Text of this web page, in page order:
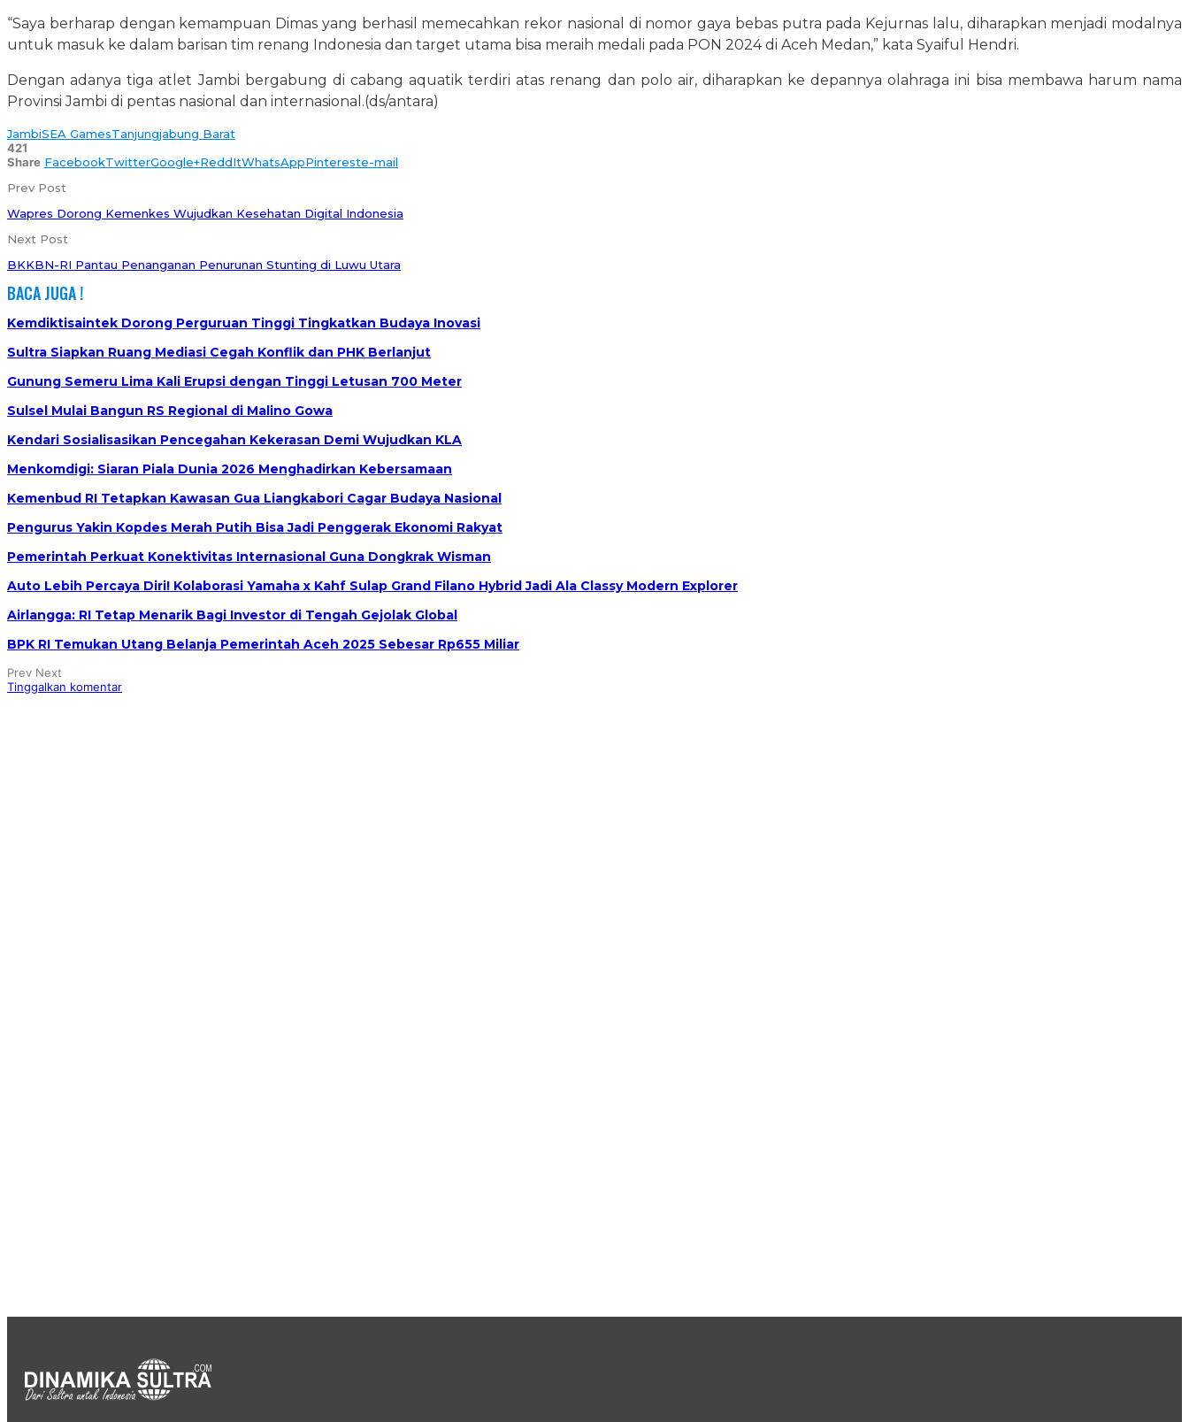
“Saya berharap dengan kemampuan Dimas yang berhasil memecahkan rekor nasional di nomor gaya bebas putra pada Kejurnas lalu, diharapkan menjadi modalnya
untuk masuk ke dalam barisan tim renang Indonesia dan target utama bisa meraih medali pada PON 2024 di Aceh Medan,” kata Syaiful Hendri.
Dengan adanya tiga atlet Jambi bergabung di cabang aquatik terdiri atas renang dan polo air, diharapkan ke depannya olahraga ini bisa membawa harum nama
Provinsi Jambi di pentas nasional dan internasional.(ds/antara)
JambiSEA GamesTanjungjabung Barat
421
Share FacebookTwitterGoogle+ReddItWhatsAppPintereste-mail
Prev Post
Wapres Dorong Kemenkes Wujudkan Kesehatan Digital Indonesia
Next Post
BKKBN-RI Pantau Penanganan Penurunan Stunting di Luwu Utara
BACA JUGA !
Kemdiktisaintek Dorong Perguruan Tinggi Tingkatkan Budaya Inovasi
Sultra Siapkan Ruang Mediasi Cegah Konflik dan PHK Berlanjut
Gunung Semeru Lima Kali Erupsi dengan Tinggi Letusan 700 Meter
Sulsel Mulai Bangun RS Regional di Malino Gowa
Kendari Sosialisasikan Pencegahan Kekerasan Demi Wujudkan KLA
Menkomdigi: Siaran Piala Dunia 2026 Menghadirkan Kebersamaan
Kemenbud RI Tetapkan Kawasan Gua Liangkabori Cagar Budaya Nasional
Pengurus Yakin Kopdes Merah Putih Bisa Jadi Penggerak Ekonomi Rakyat
Pemerintah Perkuat Konektivitas Internasional Guna Dongkrak Wisman
Auto Lebih Percaya Diri! Kolaborasi Yamaha x Kahf Sulap Grand Filano Hybrid Jadi Ala Classy Modern Explorer
Airlangga: RI Tetap Menarik Bagi Investor di Tengah Gejolak Global
BPK RI Temukan Utang Belanja Pemerintah Aceh 2025 Sebesar Rp655 Miliar
Prev Next
Tinggalkan komentar